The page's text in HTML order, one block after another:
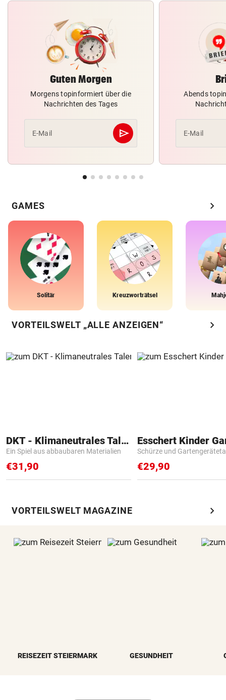
Guten Morgen
Morgens topinformiert über die
Nachrichten des Tages
E-Mail send
Abschicken
Abends
E-Mail
GAMES chevron_right
Solitär Kreuzworträtsel
VORTEILSWELT „ALLE ANZEIGEN“ chevron_right
DKT - Klimaneutrales Talent
Ein Spiel aus abbaubaren Materialien
€31,90
Schürze und
€29,90
VORTEILSWELT MAGAZINE chevron_right
REISEZEIT STEIERMARK GESUNDHEIT